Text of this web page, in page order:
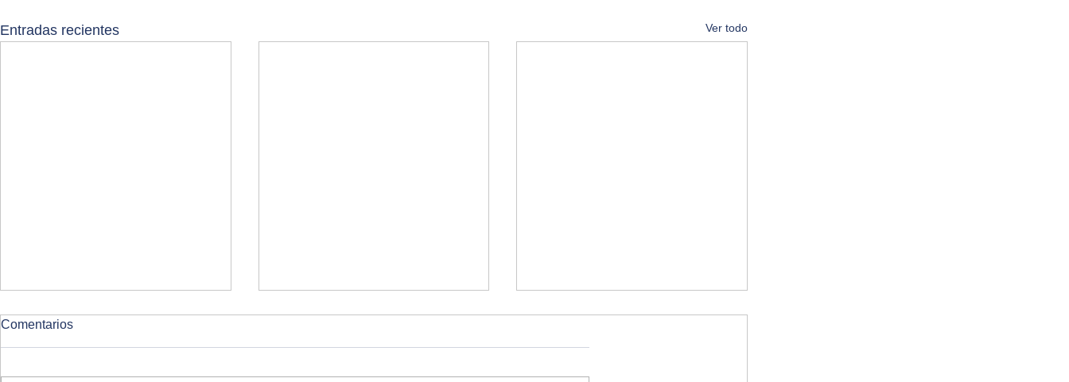
Entradas recientes Ver todo
Comentarios